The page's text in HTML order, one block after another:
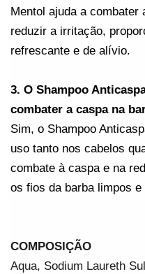
Mentol ajuda a
reduzir a irritação,
refrescante e de alívio.
3. O Shampoo
combater a caspa na
Sim, o Shampoo
uso tanto nos cabelos
combate à caspa e na
os fios da barba limpos e
COMPOSIÇÃO
Aqua, Sodium Laureth